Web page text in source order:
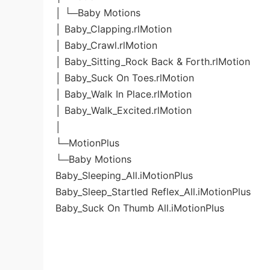
│ └─Baby Motions
│ Baby_Clapping.rlMotion
│ Baby_Crawl.rlMotion
│ Baby_Sitting_Rock Back & Forth.rlMotion
│ Baby_Suck On Toes.rlMotion
│ Baby_Walk In Place.rlMotion
│ Baby_Walk_Excited.rlMotion
└─MotionPlus
└─Baby Motions
Baby_Sleeping_All.iMotionPlus
Baby_Sleep_Startled Reflex_All.iMotionPlus
Baby_Suck On Thumb All.iMotionPlus